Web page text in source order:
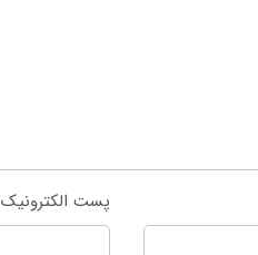
پست الکترونیک